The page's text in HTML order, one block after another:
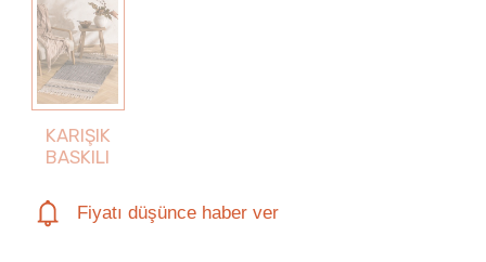
KARIŞIK
BASKILI
Fiyatı düşünce haber ver